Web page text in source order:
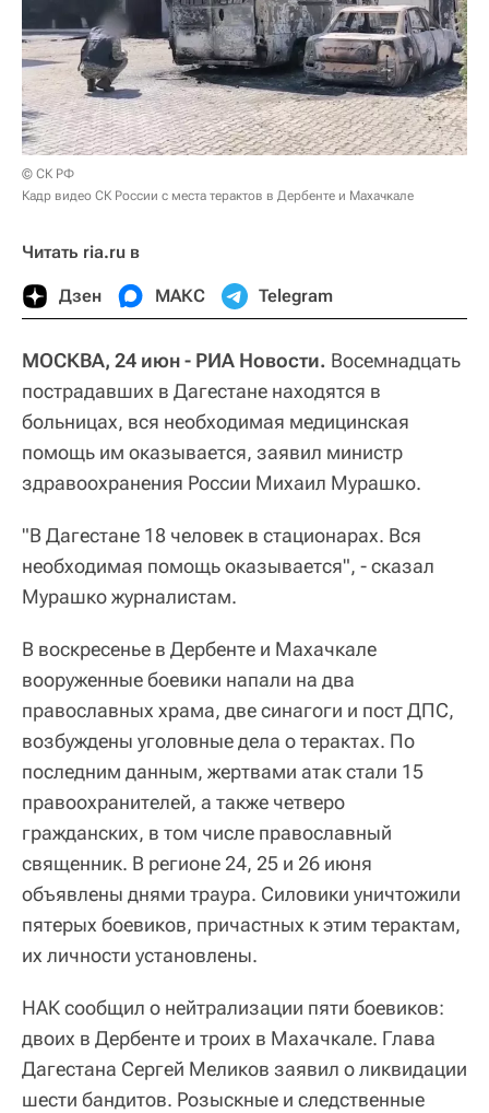
© СК РФ
Кадр видео СК России с места терактов в Дербенте и Махачкале
Читать ria.ru в
Дзен МАКС Telegram
МОСКВА, 24 июн - РИА Новости. Восемнадцать
пострадавших в Дагестане находятся в
больницах, вся необходимая медицинская
помощь им оказывается, заявил министр
здравоохранения России Михаил Мурашко.
"В Дагестане 18 человек в стационарах. Вся
необходимая помощь оказывается", - сказал
Мурашко журналистам.
В воскресенье в Дербенте и Махачкале
вооруженные боевики напали на два
православных храма, две синагоги и пост ДПС,
возбуждены уголовные дела о терактах. По
последним данным, жертвами атак стали 15
правоохранителей, а также четверо
гражданских, в том числе православный
священник. В регионе 24, 25 и 26 июня
объявлены днями траура. Силовики уничтожили
пятерых боевиков, причастных к этим терактам,
их личности установлены.
НАК сообщил о нейтрализации пяти боевиков:
двоих в Дербенте и троих в Махачкале. Глава
Дагестана Сергей Меликов заявил о ликвидации
шести бандитов. Розыскные и следственные